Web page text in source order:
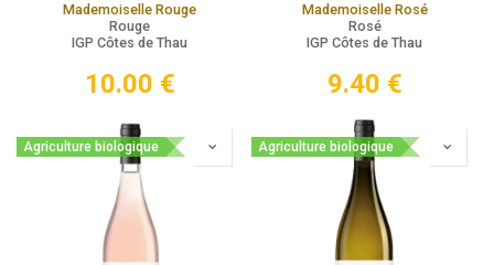
Mademoiselle Rouge
Rouge
IGP Côtes de Thau
10.00 €
Mademoiselle Rosé
Rosé
IGP Côtes de Thau
9.40 €
Agriculture biologique Agriculture biologique